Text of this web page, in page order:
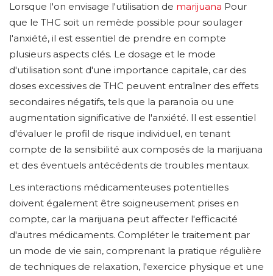
Lorsque l'on envisage l'utilisation de marijuana Pour
que le THC soit un remède possible pour soulager
l'anxiété, il est essentiel de prendre en compte
plusieurs aspects clés. Le dosage et le mode
d'utilisation sont d'une importance capitale, car des
doses excessives de THC peuvent entraîner des effets
secondaires négatifs, tels que la paranoïa ou une
augmentation significative de l'anxiété. Il est essentiel
d'évaluer le profil de risque individuel, en tenant
compte de la sensibilité aux composés de la marijuana
et des éventuels antécédents de troubles mentaux.
Les interactions médicamenteuses potentielles
doivent également être soigneusement prises en
compte, car la marijuana peut affecter l'efficacité
d'autres médicaments. Compléter le traitement par
un mode de vie sain, comprenant la pratique régulière
de techniques de relaxation, l'exercice physique et une